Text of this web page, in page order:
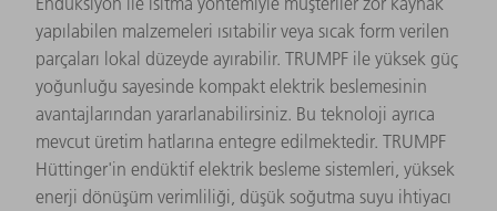
yapılabilen malzemeleri ısıtabilir veya sıcak form verilen
parçaları lokal düzeyde ayırabilir. TRUMPF ile yüksek güç
yoğunluğu sayesinde kompakt elektrik beslemesinin
avantajlarından yararlanabilirsiniz. Bu teknoloji ayrıca
mevcut üretim hatlarına entegre edilmektedir. TRUMPF
Hüttinger'in endüktif elektrik besleme sistemleri, yüksek
enerji dönüşüm verimliliği, düşük soğutma suyu ihtiyacı